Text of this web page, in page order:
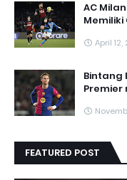
AC
Memiliki
April 12,
Bintang
Premier
FEATURED POST